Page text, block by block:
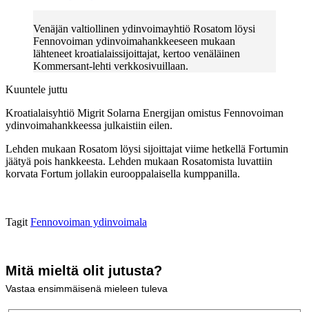
Venäjän valtiollinen ydinvoimayhtiö Rosatom löysi
Fennovoiman ydinvoimahankkeeseen mukaan
lähteneet kroatialaissijoittajat, kertoo venäläinen
Kommersant-lehti verkkosivuillaan.
Kuuntele juttu
Kroatialaisyhtiö Migrit Solarna Energijan omistus Fennovoiman
ydinvoimahankkeessa julkaistiin eilen.
Lehden mukaan Rosatom löysi sijoittajat viime hetkellä Fortumin
jäätyä pois hankkeesta. Lehden mukaan Rosatomista luvattiin
korvata Fortum jollakin eurooppalaisella kumppanilla.
Tagit Fennovoiman ydinvoimala
Mitä mieltä olit jutusta?
Vastaa ensimmäisenä mieleen tuleva